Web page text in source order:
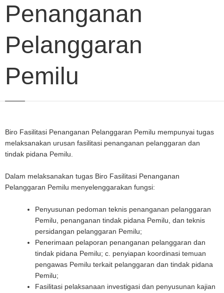
Penanganan
Pelanggaran
Pemilu
Biro Fasilitasi Penanganan Pelanggaran Pemilu mempunyai tugas
melaksanakan urusan fasilitasi penanganan pelanggaran dan
tindak pidana Pemilu.
Dalam melaksanakan tugas Biro Fasilitasi Penanganan
Pelanggaran Pemilu menyelenggarakan fungsi:
Penyusunan pedoman teknis penanganan pelanggaran
Pemilu, penanganan tindak pidana Pemilu, dan teknis
persidangan pelanggaran Pemilu;
Penerimaan pelaporan penanganan pelanggaran dan
tindak pidana Pemilu; c. penyiapan koordinasi temuan
pengawas Pemilu terkait pelanggaran dan tindak pidana
Pemilu;
Fasilitasi pelaksanaan investigasi dan penyusunan kajian